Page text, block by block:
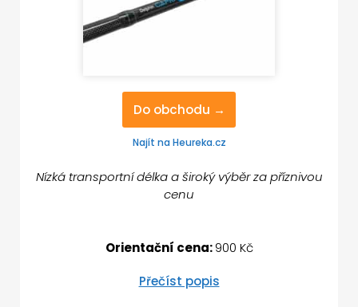
Do obchodu →
Najít na Heureka.cz
Nízká transportní délka a široký výběr za příznivou
cenu
Orientační cena:900 Kč
Přečíst popis